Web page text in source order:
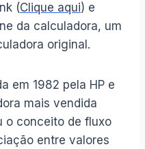
(Clique aqui) e
da calculadora, um
original.
em 1982 pela HP e
mais vendida
o conceito de fluxo
entre valores